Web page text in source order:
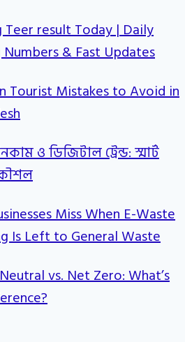
result Today | Daily
& Fast Updates
Tourist Mistakes to Avoid in
ও ডিজিটাল ট্রেন্ড: স্মার্ট
Miss When E-Waste
Is Left to General Waste
vs. Net Zero: What’s